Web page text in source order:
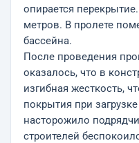
опирается
метров. В пролете
бассейна.
После проведения
оказалось, что в
изгибная жесткость,
покрытия при
насторожило
строителей